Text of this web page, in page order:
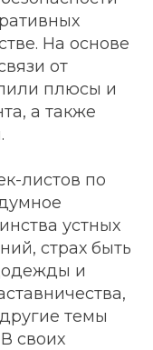
На основе
от
плюсы и
а также
листов по
устных
страх быть
и
темы
своих